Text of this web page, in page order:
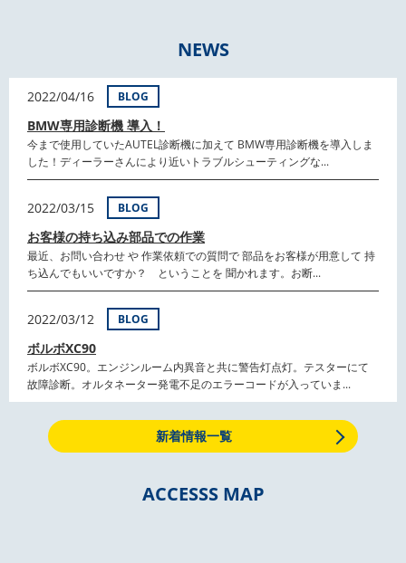
NEWS
2022/04/16 BLOG
BMW専用診断機 導入！
今まで使用していたAUTEL診断機に加えて BMW専用診断機を導入しま
した！ディーラーさんにより近いトラブルシューティングな...
2022/03/15 BLOG
お客様の持ち込み部品での作業
最近、お問い合わせ や 作業依頼での質問で 部品をお客様が用意して 持
ち込んでもいいですか？ ということを 聞かれます。お断...
2022/03/12 BLOG
ボルボXC90
ボルボXC90。エンジンルーム内異音と共に警告灯点灯。テスターにて
故障診断。オルタネーター発電不足のエラーコードが入っていま...
新着情報一覧
ACCESSS MAP